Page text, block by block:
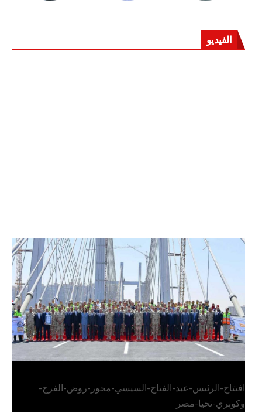
الفيديو
الرئيس عبد الفتاح السيسي يفتتح محور روض الفرج
وكوبري تحيا مصر
افتتاح-الرئيس-عبد-الفتاح-السيسي-محور-روض-الفرج-
وكوبري-تحيا-مصر